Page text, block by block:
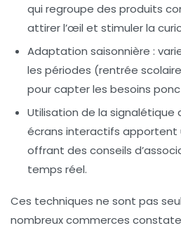
qui regroupe des produits
attirer l’œil et stimuler la
Adaptation saisonnière :
les périodes (rentrée
pour capter les besoins
Utilisation de la signalétique
écrans interactifs apportent
offrant des conseils
temps réel.
Ces techniques ne sont pas
nombreux commerces